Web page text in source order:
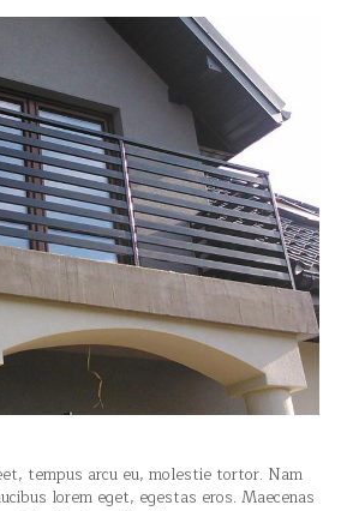
tempus arcu eu, molestie tortor. Nam
lorem eget, egestas eros. Maecenas